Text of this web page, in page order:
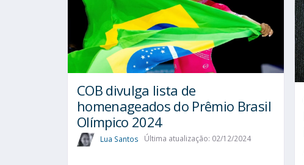
COB divulga lista de
homenageados do Prêmio Brasil
Olímpico 2024
Lua Santos Última atualização: 02/12/2024